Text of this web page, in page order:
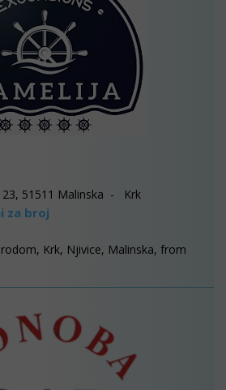
23, 51511 Malinska - Krk
za broj
Krk, Njivice, Malinska, from